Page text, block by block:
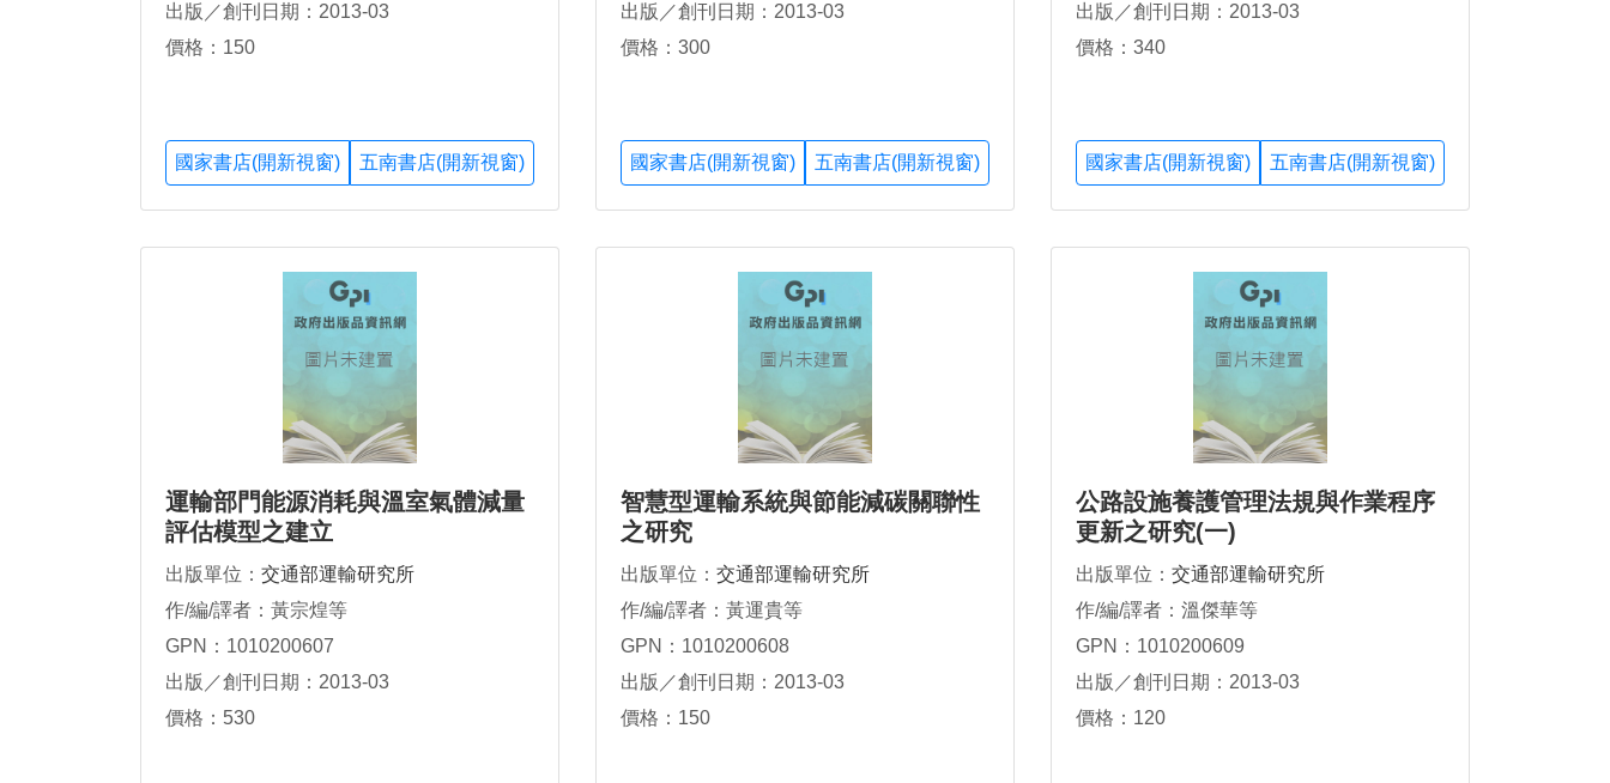
出版／創刊日期：2013-03
價格：150
國家書店(開新視窗) 五南書店(開新視窗)
出版／創刊日期：2013-03
價格：300
國家書店(開新視窗) 五南書店(開新視窗)
出版／創刊日期：2013-03
價格：340
國家書店(開新視窗) 五南書店(開新視窗)
運輸部門能源消耗與溫室氣體減量
評估模型之建立
出版單位： 交通部運輸研究所
作/編/譯者：黃宗煌等
GPN：1010200607
出版／創刊日期：2013-03
價格：530
智慧型運輸系統與節能減碳關聯性
之研究
出版單位： 交通部運輸研究所
作/編/譯者：黃運貴等
GPN：1010200608
出版／創刊日期：2013-03
價格：150
公路設施養護管理法規與作業程序
更新之研究(一)
出版單位： 交通部運輸研究所
作/編/譯者：溫傑華等
GPN：1010200609
出版／創刊日期：2013-03
價格：120